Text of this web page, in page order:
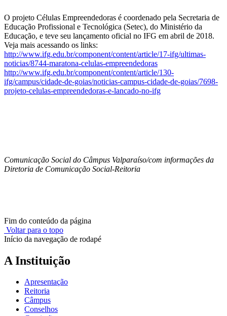
O projeto Células Empreendedoras é coordenado pela Secretaria de
Educação Profissional e Tecnológica (Setec), do Ministério da
Educação, e teve seu lançamento oficial no IFG em abril de 2018.
Veja mais acessando os links:
http://www.ifg.edu.br/component/content/article/17-ifg/ultimas-
noticias/8744-maratona-celulas-empreendedoras
http://www.ifg.edu.br/component/content/article/130-
ifg/campus/cidade-de-goias/noticias-campus-cidade-de-goias/7698-
projeto-celulas-empreendedoras-e-lancado-no-ifg
Comunicação Social do Câmpus Valparaíso/com informações da
Diretoria de Comunicação Social-Reitoria
Fim do conteúdo da página
Voltar para o topo
Início da navegação de rodapé
A Instituição
Apresentação
Reitoria
Câmpus
Conselhos